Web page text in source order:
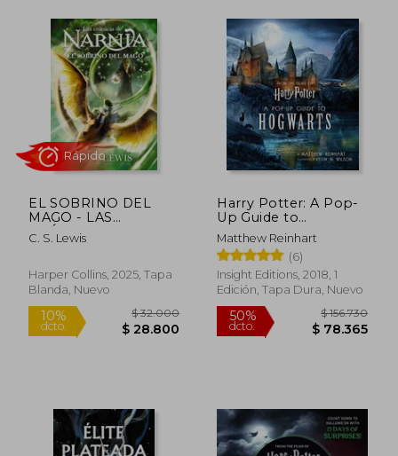
4% $ 15.550 10% $
EL SOBRINO DEL
MAGO - LAS
CRÓNICAS DE
NARNIA
C. S. Lewis
Harper Collins, 2025, Tapa
Blanda, Nuevo
Rápido
Harry Potter: A Pop-
Up Guide to
Hogwarts (en Inglés)
Matthew Reinhart
(6)
Insight Editions, 2018, 1
Edición, Tapa Dura, Nuevo